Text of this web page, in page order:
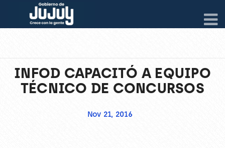
INFOD CAPACITÓ A EQUIPO
TÉCNICO DE CONCURSOS
Nov 21, 2016